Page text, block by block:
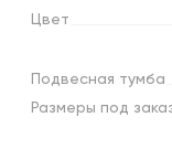
Цвет
Подвесная тумба
Размеры под